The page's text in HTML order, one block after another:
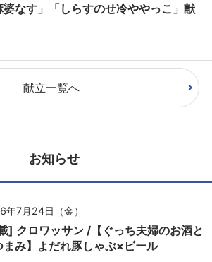
婆なす」「しらすのせ冷ややっこ」献
献立一覧へ
お知らせ
年7月24日（金）
] クロワッサン /【ぐっち夫婦のお酒と
まみ】よだれ豚しゃぶ×ビール